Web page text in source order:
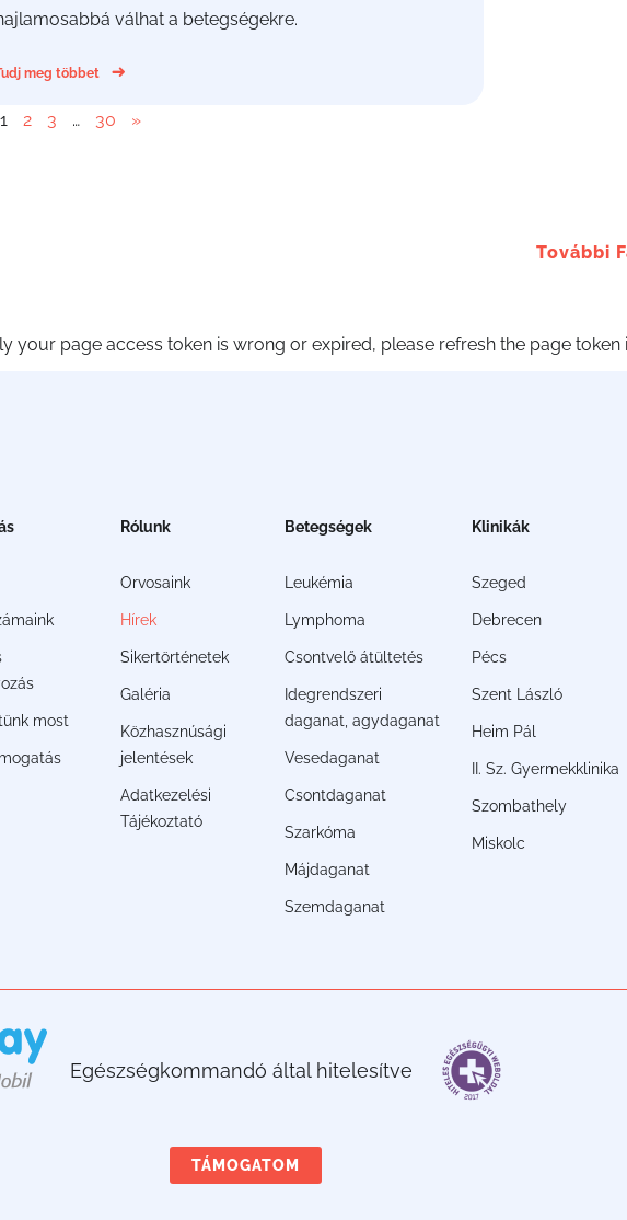
válhat a betegségekre.
meg többet
1 2 3 … 30 »
További
page access token is wrong or expired, please refresh the page token
most
Rólunk
Orvosaink
Hírek
Sikertörténetek
Galéria
Közhasznúsági
jelentések
Adatkezelési
Tájékoztató
Betegségek
Leukémia
Lymphoma
Csontvelő átültetés
Idegrendszeri
daganat, agydaganat
Vesedaganat
Csontdaganat
Szarkóma
Májdaganat
Szemdaganat
Klinikák
Szeged
Debrecen
Pécs
Szent László
Heim Pál
II. Sz. Gyermekklinika
Szombathely
Miskolc
Egészségkommandó által hitelesítve
TÁMOGATOM